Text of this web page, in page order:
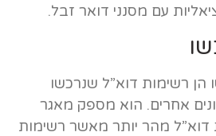
עם מסנני דואר זבל.
הן רשימות דוא”ל שנרכשו
אחרים. הוא מספק מאגר
דוא”ל מהר יותר מאשר רשימות